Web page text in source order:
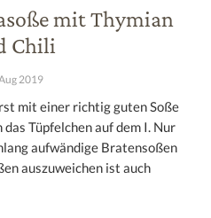
mit Thymian
Chili
2019
mit einer richtig guten Soße
Tüpfelchen auf dem I. Nur
aufwändige Bratensoßen
auszuweichen ist auch